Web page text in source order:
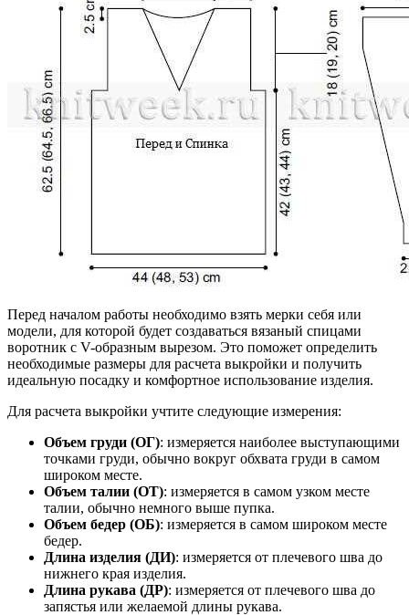
Перед началом работы необходимо взять мерки себя или
модели, для которой будет создаваться вязаный спицами
воротник с V-образным вырезом. Это поможет определить
необходимые размеры для расчета выкройки и получить
идеальную посадку и комфортное использование изделия.
Для расчета выкройки учтите следующие измерения:
Объем груди (ОГ): измеряется наиболее выступающими
точками груди, обычно вокруг обхвата груди в самом
широком месте.
Объем талии (ОТ): измеряется в самом узком месте
талии, обычно немного выше пупка.
Объем бедер (ОБ): измеряется в самом широком месте
бедер.
Длина изделия (ДИ): измеряется от плечевого шва до
нижнего края изделия.
Длина рукава (ДР): измеряется от плечевого шва до
запястья или желаемой длины рукава.